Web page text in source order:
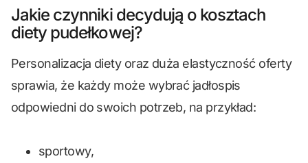
Jakie czynniki decydują o kosztach
diety pudełkowej?
Personalizacja diety oraz duża elastyczność oferty
sprawia, że każdy może wybrać jadłospis
odpowiedni do swoich potrzeb, na przykład:
sportowy,